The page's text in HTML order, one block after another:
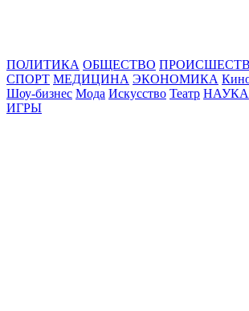
ПОЛИТИКА ОБЩЕСТВО
СПОРТ МЕДИЦИНА ЭКОНОМИКА
Шоу-бизнес Мода Искусство Театр НАУКА
ИГРЫ